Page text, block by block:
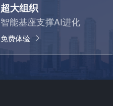
超大组织
智能基座支撑AI进化
免费体验